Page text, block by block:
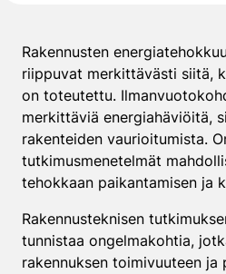
Rakennusten
riippuvat merkittävästi siitä,
on toteutettu.
merkittäviä energiahäviöitä,
rakenteiden vaurioitumista.
tutkimusmenetelmät
tehokkaan paikantamisen ja
Rakennusteknisen
tunnistaa ongelmakohtia,
rakennuksen toimivuuteen ja